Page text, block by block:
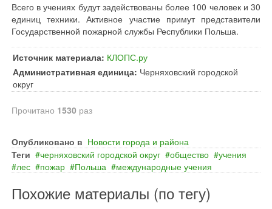
Всего в учениях будут задействованы более 100 человек и 30
единиц техники. Активное участие примут представители
Государственной пожарной службы Республики Польша.
Источник материала: КЛОПС.ру
Административная единица: Черняховский городской
округ
Прочитано 1530 раз
Опубликовано в Новости города и района
Теги
черняховский городской округ общество
учения
лес
пожар Польша международные учения
Похожие материалы (по тегу)